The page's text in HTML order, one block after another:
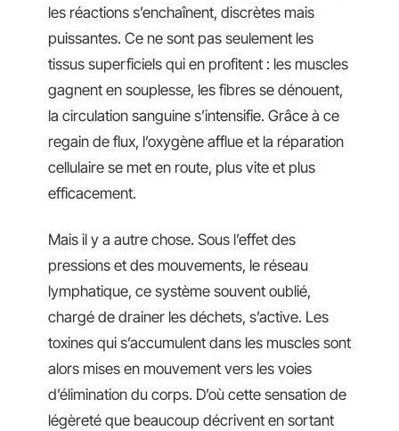
les réactions s’enchaînent, discrètes mais
puissantes. Ce ne sont pas seulement les
tissus superficiels qui en profitent : les muscles
gagnent en souplesse, les fibres se dénouent,
la circulation sanguine s’intensifie. Grâce à ce
regain de flux, l’oxygène afflue et la réparation
cellulaire se met en route, plus vite et plus
efficacement.
Mais il y a autre chose. Sous l’effet des
pressions et des mouvements, le réseau
lymphatique, ce système souvent oublié,
chargé de drainer les déchets, s’active. Les
toxines qui s’accumulent dans les muscles sont
alors mises en mouvement vers les voies
d’élimination du corps. D’où cette sensation de
légèreté que beaucoup décrivent en sortant